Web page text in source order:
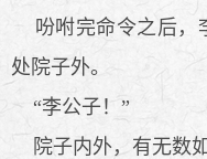
吩咐完命令之后，
处院子外。
“李公子！”
院子内外，有无数